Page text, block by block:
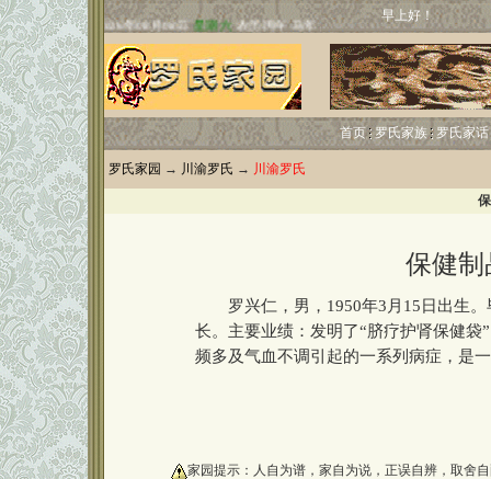
早上好！
首页 罗氏家族 罗氏家话
罗氏家园 → 川渝罗氏 → 川渝罗氏
保健制
罗兴仁，男，1950年3月15日出生。
长。主要业绩：发明了“脐疗护肾保健
频多及气血不调引起的一系列病症，是
家园提示：人自为谱，家自为说，正误自辨，取舍